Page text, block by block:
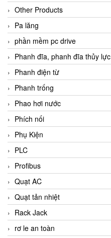
Other Products
Pa lăng
phần mềm pc drive
Phanh đĩa, phanh đĩa thủy lực
Phanh điện từ
Phanh trống
Phao hơi nước
Phích nối
Phụ Kiện
PLC
Profibus
Quạt AC
Quạt tản nhiệt
Rack Jack
rơ le an toàn